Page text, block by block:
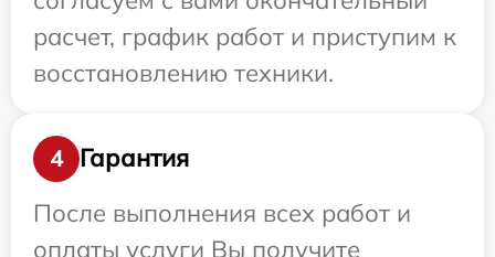
расчет, график работ и приступим к
восстановлению техники.
4
Гарантия
После выполнения всех работ и
оплаты услуги Вы получите